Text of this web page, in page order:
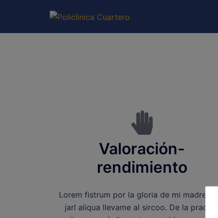
Valoración-
rendimiento
Lorem fistrum por la gloria de mi madre
jarl aliqua llevame al sircoo. De la pradera